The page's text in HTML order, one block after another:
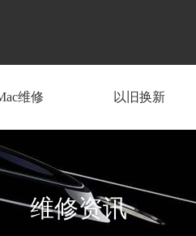
维修 以旧换新
维修资讯